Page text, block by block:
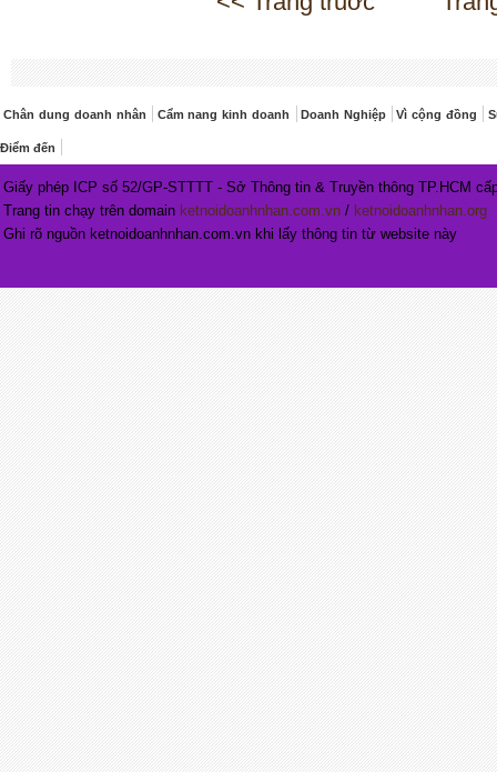
Chân dung doanh nhân Cẩm nang kinh doanh Doanh Nghiệp Vì cộng đồng
Điểm đến
Giấy phép ICP số 52/GP-STTTT - Sở Thông tin & Truyền thông TP.HCM
Trang tin chạy trên domain ketnoidoanhnhan.com.vn / ketnoidoanhnhan.org
Ghi rõ nguồn ketnoidoanhnhan.com.vn khi lấy thông tin từ website này